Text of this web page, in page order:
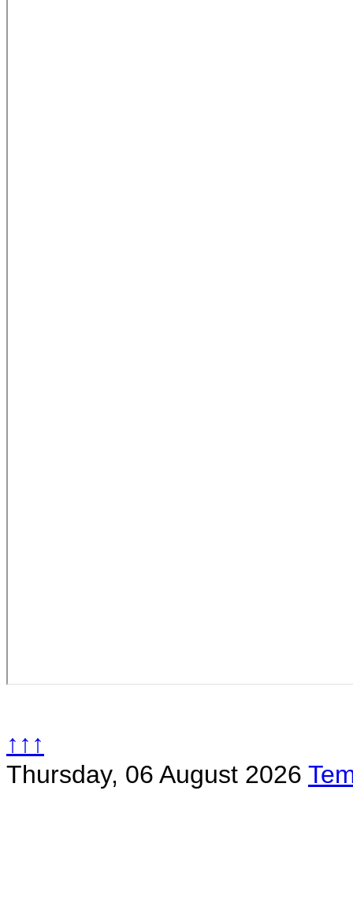
↑↑↑
Thursday, 06 August 2026